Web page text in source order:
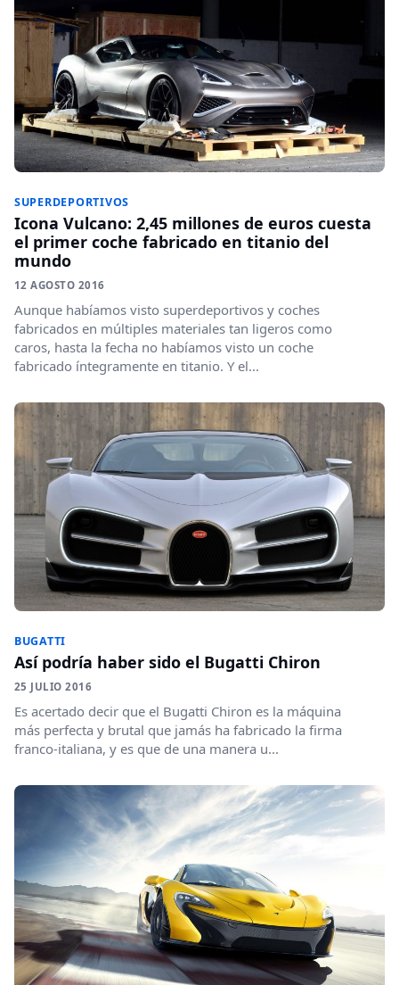
SUPERDEPORTIVOS
Icona Vulcano: 2,45 millones de euros cuesta
el primer coche fabricado en titanio del
mundo
12 AGOSTO 2016
Aunque habíamos visto superdeportivos y coches
fabricados en múltiples materiales tan ligeros como
caros, hasta la fecha no habíamos visto un coche
fabricado íntegramente en titanio. Y el...
BUGATTI
Así podría haber sido el Bugatti Chiron
25 JULIO 2016
Es acertado decir que el Bugatti Chiron es la máquina
más perfecta y brutal que jamás ha fabricado la firma
franco-italiana, y es que de una manera u...